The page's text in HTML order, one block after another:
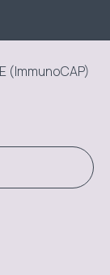
(ImmunoCAP)